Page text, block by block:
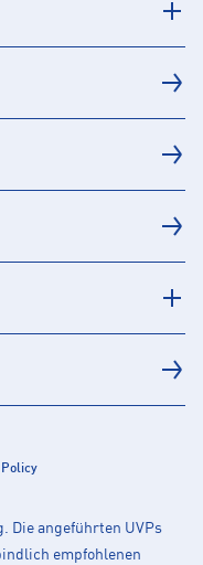
Policy
Die angeführten UVPs
empfohlenen